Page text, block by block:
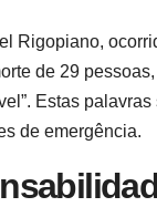
Rigopiano,
de 29
Estas
de emergência.